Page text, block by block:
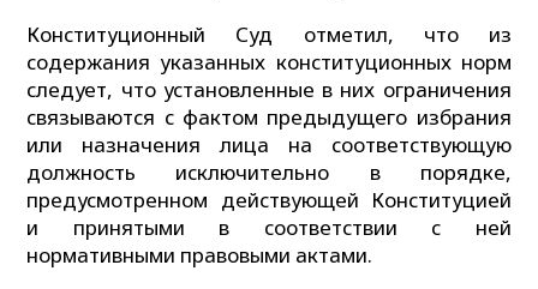
Конституционный Суд отметил, что из
содержания указанных конституционных норм
следует, что установленные в них ограничения
связываются с фактом предыдущего избрания
или назначения лица на соответствующую
должность исключительно в порядке,
предусмотренном действующей Конституцией
и принятыми в соответствии с ней
нормативными правовыми актами.